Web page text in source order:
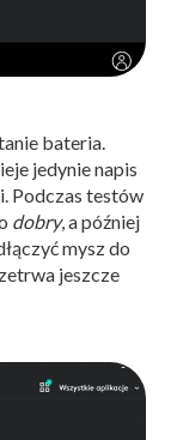
bateria.
jedynie napis
Podczas testów
dobry, a później
mysz do
jeszcze